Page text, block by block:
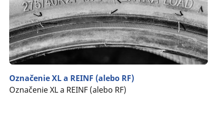
Označenie XL a REINF (alebo RF)
Označenie XL a REINF (alebo RF)